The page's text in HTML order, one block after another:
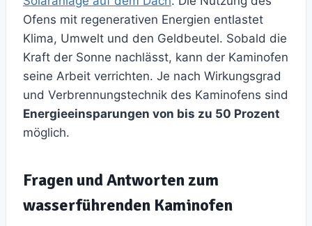
Ofens mit regenerativen Energien entlastet
Klima, Umwelt und den Geldbeutel. Sobald die
Kraft der Sonne nachlässt, kann der Kaminofen
seine Arbeit verrichten. Je nach Wirkungsgrad
und Verbrennungstechnik des Kaminofens sind
Energieeinsparungen von bis zu 50 Prozent
möglich.
Fragen und Antworten zum
wasserführenden Kaminofen